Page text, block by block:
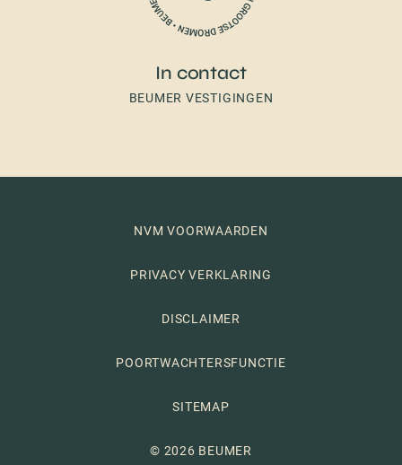
In contact
BEUMER VESTIGINGEN
NVM VOORWAARDEN
PRIVACY VERKLARING
DISCLAIMER
POORTWACHTERSFUNCTIE
SITEMAP
© 2026 BEUMER